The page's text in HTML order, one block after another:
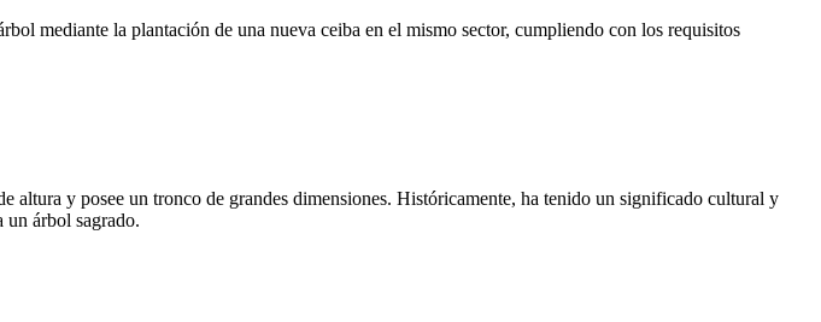
mediante la plantación de una nueva ceiba en el mismo sector, cumpliendo con los requisitos
altura y posee un tronco de grandes dimensiones. Históricamente, ha tenido un significado cultural y
un árbol sagrado.